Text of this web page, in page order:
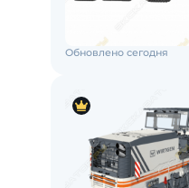
Обновлено сегодня